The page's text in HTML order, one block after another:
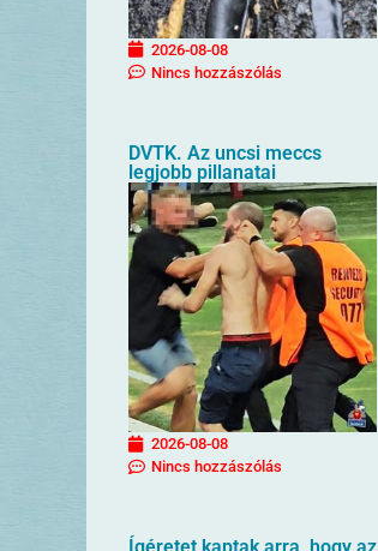
2026-08-08
Nincs hozzászólás
DVTK. Az uncsi meccs
legjobb pillanatai
2026-08-08
Nincs hozzászólás